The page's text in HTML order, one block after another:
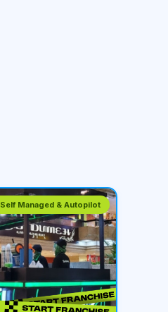
Self Managed & Autopilot